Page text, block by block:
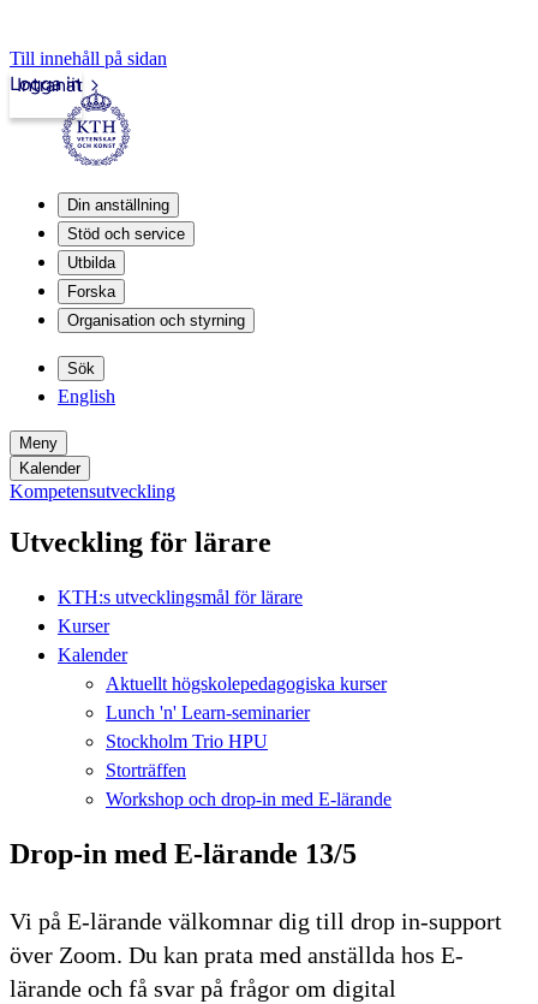
Till innehåll på sidan
Intranät
Logga in
Din anställning
Stöd och service
Utbilda
Forska
Organisation och styrning
Sök
English
Meny
Kalender
Kompetensutveckling
Utveckling för lärare
KTH:s utvecklingsmål för lärare
Kurser
Kalender
Aktuellt högskolepedagogiska kurser
Lunch 'n' Learn-seminarier
Stockholm Trio HPU
Storträffen
Workshop och drop-in med E-lärande
Drop-in med E-lärande 13/5
Vi på E-lärande välkomnar dig till drop in-support
över Zoom. Du kan prata med anställda hos E-
lärande och få svar på frågor om digital